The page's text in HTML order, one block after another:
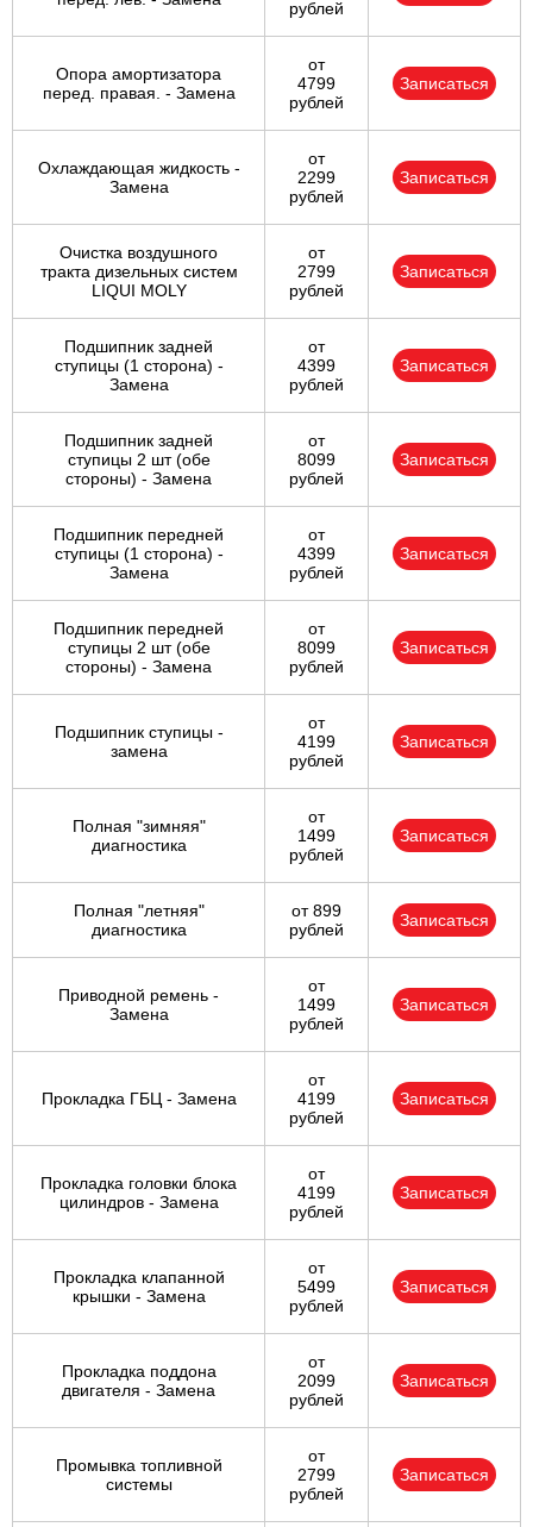
рублей
Опора амортизатора
перед. правая. - Замена
от
4799
рублей
Записаться
Охлаждающая жидкость -
Замена
от
2299
рублей
Записаться
Очистка воздушного
тракта дизельных систем
LIQUI MOLY
от
2799
рублей
Записаться
Подшипник задней
ступицы (1 сторона) -
Замена
от
4399
рублей
Записаться
Подшипник задней
ступицы 2 шт (обе
стороны) - Замена
от
8099
рублей
Записаться
Подшипник передней
ступицы (1 сторона) -
Замена
от
4399
рублей
Записаться
Подшипник передней
ступицы 2 шт (обе
стороны) - Замена
от
8099
рублей
Записаться
Подшипник ступицы -
замена
от
4199
рублей
Записаться
Полная "зимняя"
диагностика
от
1499
рублей
Записаться
Полная "летняя"
диагностика
от 899
рублей
Записаться
Приводной ремень -
Замена
от
1499
рублей
Записаться
Прокладка ГБЦ - Замена
от
4199
рублей
Записаться
Прокладка головки блока
цилиндров - Замена
от
4199
рублей
Записаться
Прокладка клапанной
крышки - Замена
от
5499
рублей
Записаться
Прокладка поддона
двигателя - Замена
от
2099
рублей
Записаться
Промывка топливной
системы
от
2799
рублей
Записаться